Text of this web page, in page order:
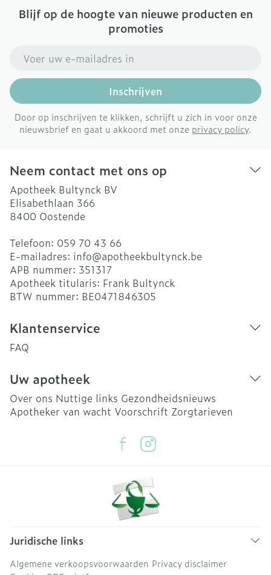
Blijf op de hoogte van nieuwe producten en
promoties
Inschrijven
Door op inschrijven te klikken, schrijft u zich in voor onze
nieuwsbrief en gaat u akkoord met onze privacy policy.
Neem contact met ons op
Apotheek Bultynck BV
Elisabethlaan 366
8400 Oostende
Telefoon: 059 70 43 66
E-mailadres: info@apotheekbultynck.be
APB nummer: 351317
Apotheek titularis: Frank Bultynck
BTW nummer: BE0471846305
Klantenservice
FAQ
Uw apotheek
Over ons Nuttige links Gezondheidsnieuws
Apotheker van wacht Voorschrift Zorgtarieven
Juridische links
Algemene verkoopsvoorwaarden Privacy disclaimer